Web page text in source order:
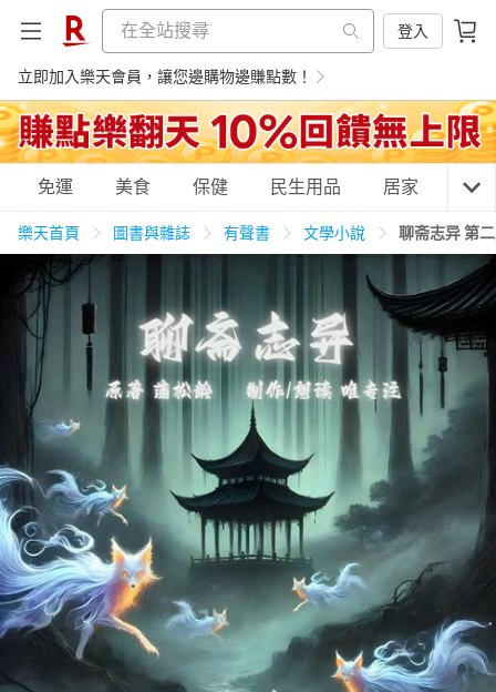
登入
立即加入樂天會員，讓您邊購物邊賺點數！
購物網分類
天天免運 民生用品
居家生活 3C家電 運動休閒 親子玩具
女裝 男裝 化妝保養 情趣用品
日本購物 電子/紙本書
HOT
免運 美食 保健 民生用品 居家 3C
樂天首頁 圖書與雜誌 有聲書 文學小說 聊斋志异 第